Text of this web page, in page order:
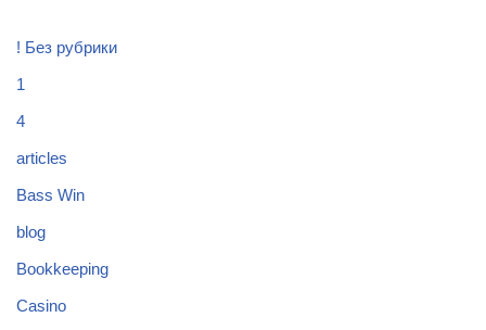
! Без рубрики
1
4
articles
Bass Win
blog
Bookkeeping
Casino